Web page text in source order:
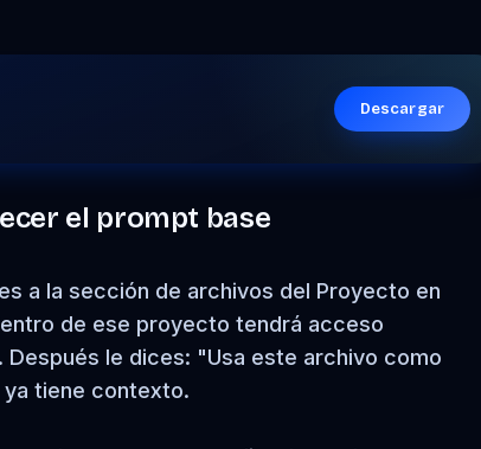
Descargar
el prompt base
a la sección de archivos del Proyecto en
de ese proyecto tendrá acceso
le dices: "Usa este archivo como
tiene contexto.